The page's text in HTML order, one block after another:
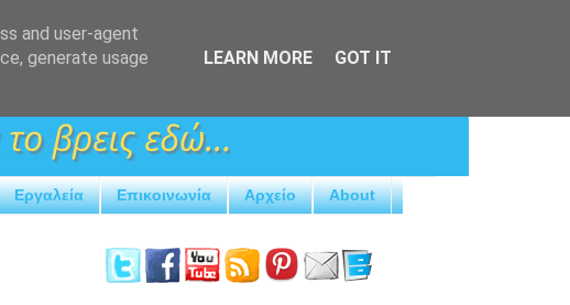
Εργαλεία Επικοινωνία Αρχείο About
and user-agent
generate usage
LEARN MORE GOT IT